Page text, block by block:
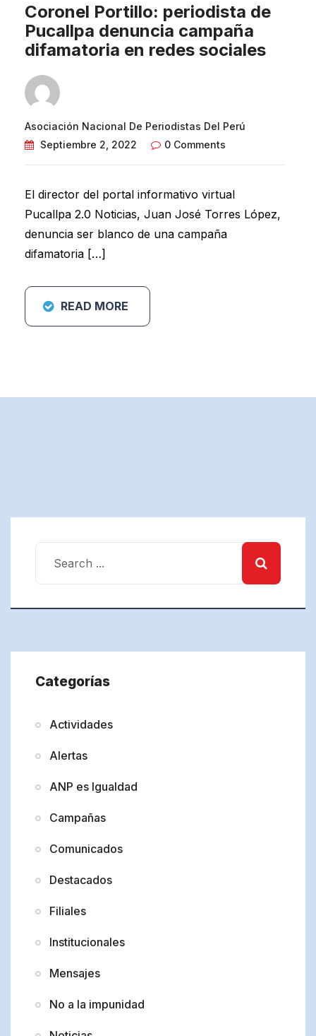
Coronel Portillo: periodista de
Pucallpa denuncia campaña
difamatoria en redes sociales
Asociación Nacional De Periodistas Del Perú
Septiembre 2, 2022
0 Comments
El director del portal informativo virtual
Pucallpa 2.0 Noticias, Juan José Torres López,
denuncia ser blanco de una campaña
difamatoria […]
READ MORE
Categorías
Actividades
Alertas
ANP es Igualdad
Campañas
Comunicados
Destacados
Filiales
Institucionales
Mensajes
No a la impunidad